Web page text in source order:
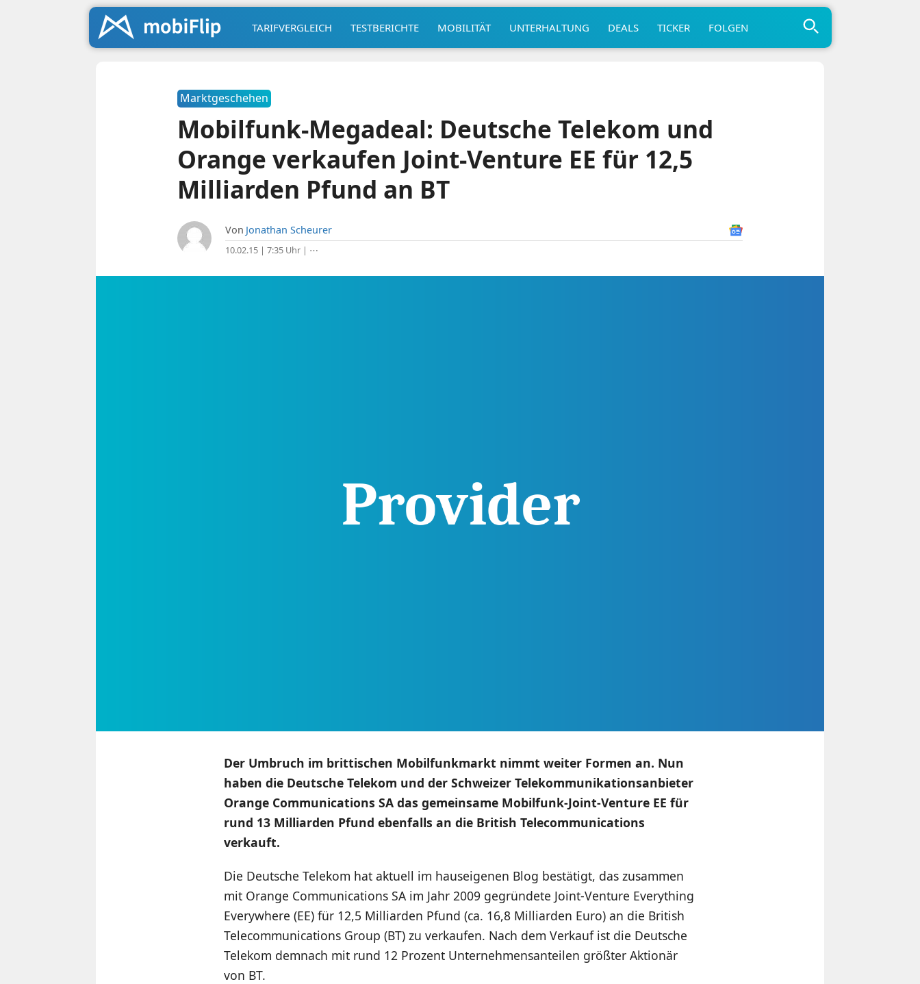
TARIFVERGLEICH TESTBERICHTE MOBILITÄT UNTERHALTUNG DEALS TICKER FOLGEN
Marktgeschehen
Mobilfunk-Megadeal: Deutsche Telekom und
Orange verkaufen Joint-Venture EE für 12,5
Milliarden Pfund an BT
Von Jonathan Scheurer
10.02.15 | 7:35 Uhr| ⋯
Der Umbruch im brittischen Mobilfunkmarkt nimmt weiter Formen an. Nun
haben die Deutsche Telekom und der Schweizer Telekommunikationsanbieter
Orange Communications SA das gemeinsame Mobilfunk-Joint-Venture EE für
rund 13 Milliarden Pfund ebenfalls an die British Telecommunications
verkauft.
Die Deutsche Telekom hat aktuell im hauseigenen Blog bestätigt, das zusammen
mit Orange Communications SA im Jahr 2009 gegründete Joint-Venture Everything
Everywhere (EE) für 12,5 Milliarden Pfund (ca. 16,8 Milliarden Euro) an die British
Telecommunications Group (BT) zu verkaufen. Nach dem Verkauf ist die Deutsche
Telekom demnach mit rund 12 Prozent Unternehmensanteilen größter Aktionär
von BT.